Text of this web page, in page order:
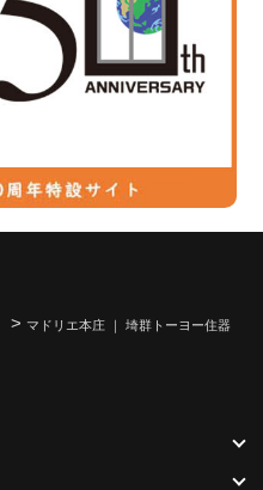
> マドリエ本庄 ｜ 埼群トーヨー住器